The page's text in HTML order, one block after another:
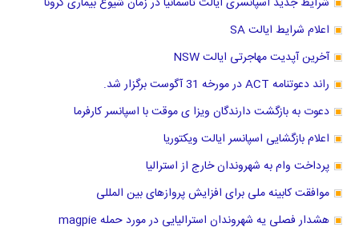
اعلام شرایط ایالت SA
آخرین آپدیت مهاجرتی ایالت NSW
راند دعوتنامه ACT در مورخه 31 آگوست برگزار شد.
دعوت به بازگشت دارندگان ویزا ی موقت با اسپانسر کارفرما
اعلام بازگشایی اسپانسر ایالت ویکتوریا
پرداخت وام به شهروندان خارج از استرالیا
موافقت کابینه ملی برای افزایش پروازهای بین المللی
هشدار فصلی یه شهروندان استرالیایی در مورد حمله magpie